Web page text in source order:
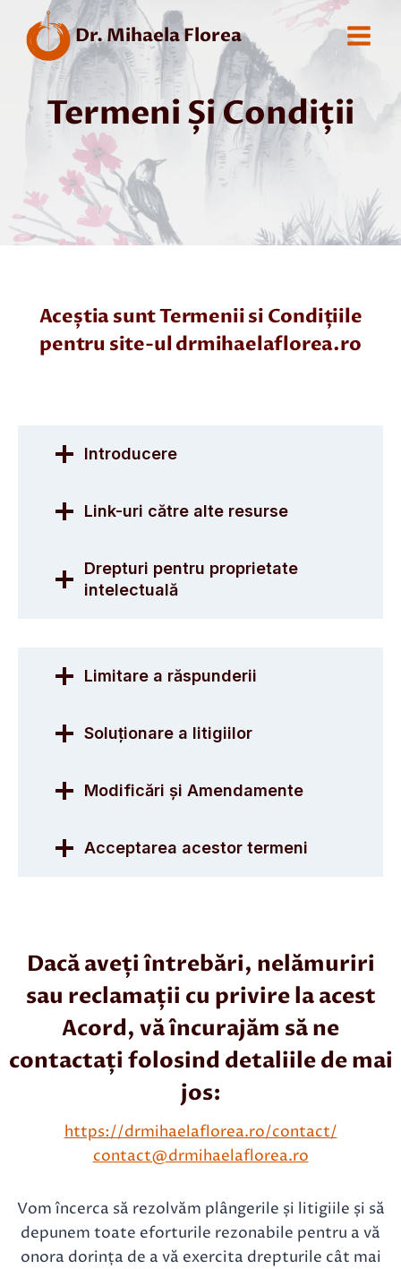
content
Dr. Mihaela Florea
Termeni Și Condiții
Aceștia sunt Termenii si Condițiile
pentru site-ul drmihaelaflorea.ro
Introducere
Link-uri către alte resurse
Drepturi pentru proprietate
intelectuală
Limitare a răspunderii
Soluționare a litigiilor
Modificări și Amendamente
Acceptarea acestor termeni
Dacă aveți întrebări, nelămuriri
sau reclamații cu privire la acest
Acord, vă încurajăm să ne
contactați folosind detaliile de mai
jos:
https://drmihaelaflorea.ro/contact/
contact@drmihaelaflorea.ro
Vom încerca să rezolvăm plângerile și litigiile și să
depunem toate eforturile rezonabile pentru a vă
onora dorința de a vă exercita drepturile cât mai